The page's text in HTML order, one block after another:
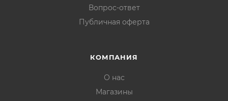
Вопрос-ответ
Публичная оферта
КОМПАНИЯ
О нас
Магазины